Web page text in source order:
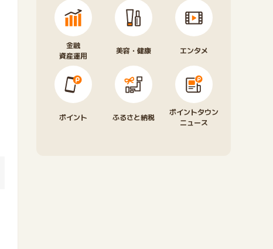
金融
資産運用
美容・健康 エンタメ
ポイント ふるさと納税
ポイントタウン
ニュース